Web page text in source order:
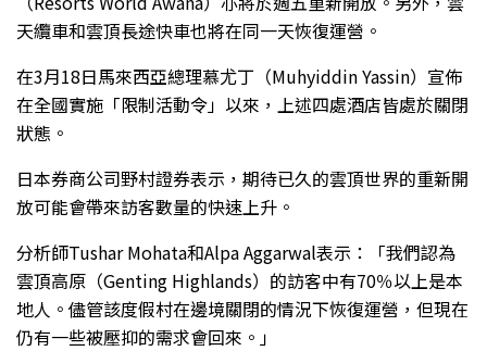
天纜車和雲頂長途快車也將在同一天恢復運營。
在3月18日馬來西亞總理慕尤丁（Muhyiddin Yassin）宣佈
在全國實施「限制活動令」以來，上述四處酒店皆處於關閉
狀態。
日本券商公司野村證券表示，期待已久的雲頂世界的重新開
放可能會帶來訪客數量的快速上升。
分析師Tushar Mohata和Alpa Aggarwal表示：「我們認為
雲頂高原（Genting Highlands）的訪客中有70％以上是本
地人。儘管該度假村在邊境關閉的情況下恢復運營，但現在
仍有一些被壓抑的需求會回來。」